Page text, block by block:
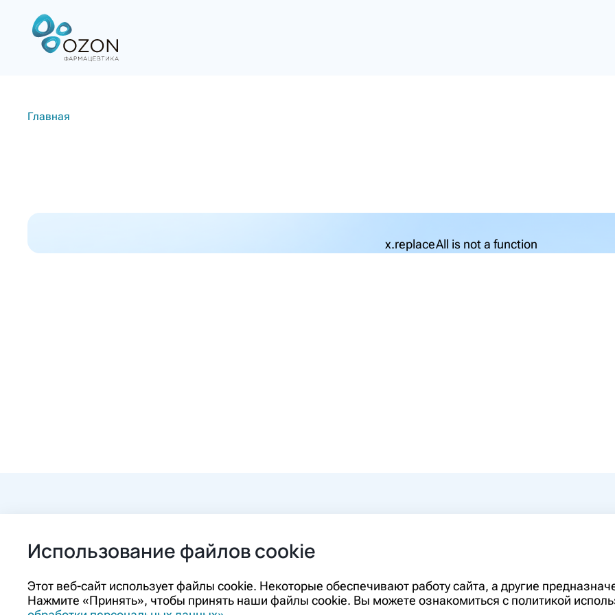
Главная
x.replaceAll is not a function
+7 (84862) 2-90-00
ozon@ozon-pharm.ru
Информация, представленная на
диагностики и лечения и не может
необходимо ознакомиться с
Использование файлов cookie
Этот веб-сайт использует файлы cookie. Некоторые обеспечивают работу сайта, а другие
Нажмите «Принять», чтобы принять наши файлы cookie. Вы можете ознакомиться с политикой